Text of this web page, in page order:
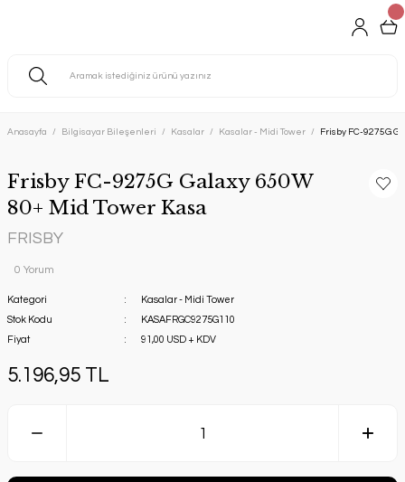
Anasayfa Bilgisayar Bileşenleri Kasalar Kasalar - Midi Tower Frisby FC-9275G
Frisby FC-9275G Galaxy 650W
80+ Mid Tower Kasa
FRISBY
0 Yorum
Kategori
Kasalar - Midi Tower
Stok Kodu
KASAFRGC9275G110
Fiyat
91,00 USD + KDV
5.196,95 TL